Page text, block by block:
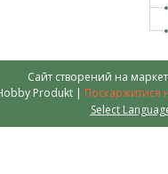
Сайт створений на
Інтернет-магазин Hobby Produkt | Поскаржитися
Select